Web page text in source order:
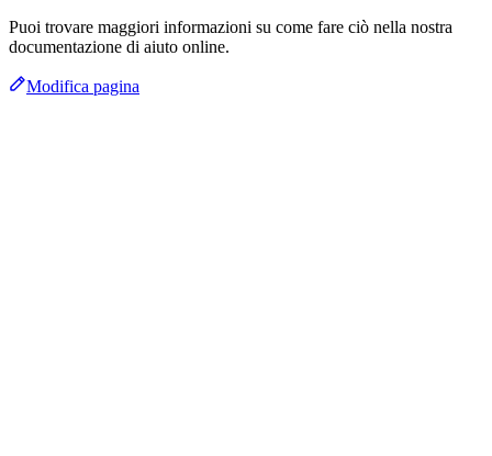
Puoi trovare maggiori informazioni su come fare ciò nella nostra
documentazione di aiuto online.
Modifica pagina